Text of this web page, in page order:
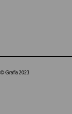
© Grafia 2023